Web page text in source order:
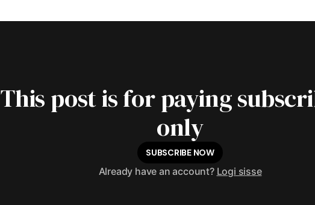
This post is for paying
only
SUBSCRIBE NOW
Already have an account? Logi sisse